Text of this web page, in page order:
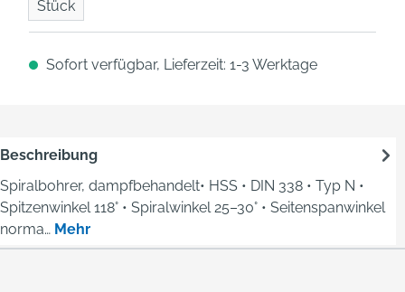
Stück
Sofort verfügbar, Lieferzeit: 1-3 Werktage
Beschreibung
Spiralbohrer, dampfbehandelt• HSS • DIN 338 • Typ N •
Spitzenwinkel 118° • Spiralwinkel 25–30° • Seitenspanwinkel
norma… Mehr